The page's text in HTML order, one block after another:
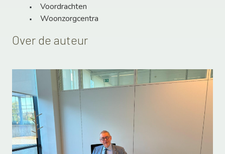
Voordrachten
Woonzorgcentra
Over de auteur